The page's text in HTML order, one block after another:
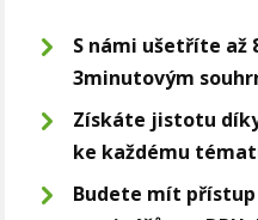
S námi ušetříte až
3minutovým
Získáte jistotu
ke každému
Budete mít